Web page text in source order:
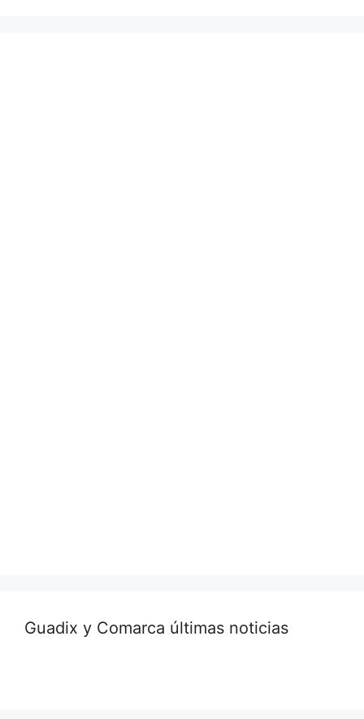
Guadix y Comarca últimas noticias